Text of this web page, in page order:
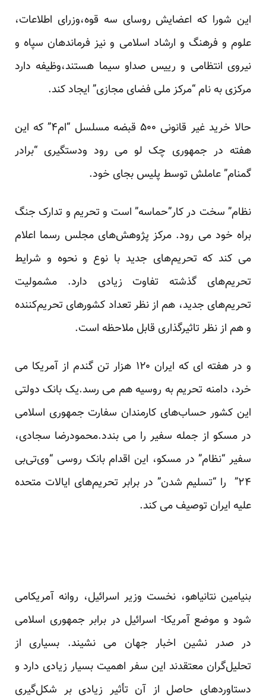
این شورا که اعضایش روسای سه قوه،وزرای اطلاعات،
علوم و فرهنگ و ارشاد اسلامی و نیز فرماندهان سپاه و
نیروی انتظامی و رییس صداو سیما هستند،وظیفه دارد
مرکزی به نام “مرکز ملی فضای مجازی” ایجاد کند.
حالا خرید غیر قانونی ۵۰۰ قبضه مسلسل “ام۴” که این
هفته در جمهوری چک لو می رود ودستگیری “برادر
گمنام” عاملش توسط پلیس بجای خود.
نظام” سخت در کار”حماسه” است و تحریم و تدارک جنگ
براه خود می رود. مرکز پژوهش‌های مجلس رسما اعلام
می کند که تحریم‌های جدید با نوع و نحوه و شرایط
تحریم‌های گذشته تفاوت زیادی دارد. مشمولیت
تحریم‌های جدید، هم از نظر تعداد کشورهای تحریم‌کننده
و هم از نظر تاثیرگذاری قابل ملاحظه‌ است.
و در هفته ای که ایران ۱۲۰ هزار تن گندم از آمریکا می
خرد، دامنه تحریم به روسیه هم می رسد.یک بانک دولتی
این کشور حساب‌های کارمندان سفارت جمهوری اسلامی
در مسکو از جمله سفیر را می بندد.محمودرضا سجادی،
سفیر “نظام” در مسکو، این اقدام بانک روسی “وی‌تی‌بی
۲۴” را “تسلیم شدن” در برابر تحریم‌های ایالات متحده
علیه ایران توصیف می کند.
بنیامین نتانیاهو، نخست وزیر اسرائیل، روانه آمریکامی
شود و موضع آمریکا- اسرائیل در برابر جمهوری اسلامی
در صدر نشین اخبار جهان می نشیند. بسیاری از
تحلیل‌گران معتقدند این سفر اهمیت بسیار زیادی دارد و
دستاوردهای حاصل از آن تأثیر زیادی بر شکل‌گیری